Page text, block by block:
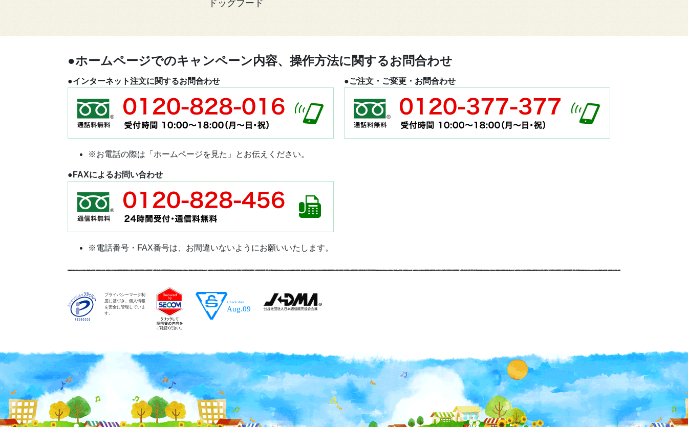
ドッグフード
●ホームページでのキャンペーン内容、操作方法に関するお問合わせ
●インターネット注文に関するお問合わせ ●ご注文・ご変更・お問合わせ
※お電話の際は「ホームページを見た」とお伝えください。
●FAXによるお問い合わせ
※電話番号・FAX番号は、お間違いないようにお願いいたします。
プライバシーマーク制
度に基づき、個人情報
を安全に管理していま
す。